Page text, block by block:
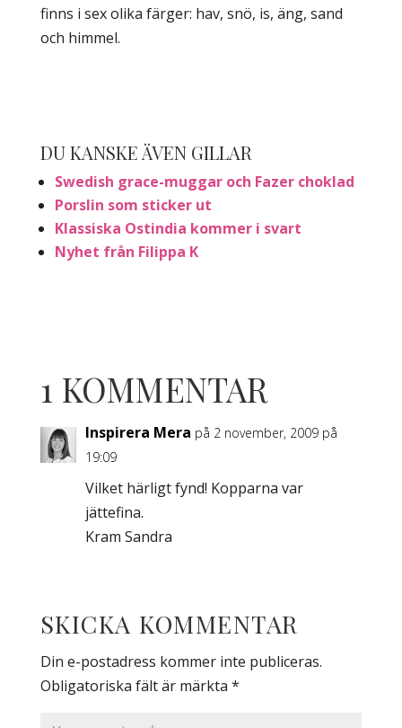
finns i sex olika färger: hav, snö, is, äng, sand
och himmel.
DU KANSKE ÄVEN GILLAR
Swedish grace-muggar och Fazer choklad
Porslin som sticker ut
Klassiska Ostindia kommer i svart
Nyhet från Filippa K
1 KOMMENTAR
Inspirera Mera på 2 november, 2009 på
19:09
Vilket härligt fynd! Kopparna var
jättefina.
Kram Sandra
SKICKA KOMMENTAR
Din e-postadress kommer inte publiceras.
Obligatoriska fält är märkta *